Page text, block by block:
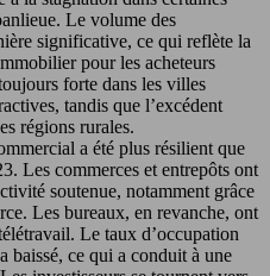
Le volume des
significative, ce qui reflète la
pour les acheteurs
forte dans les villes
tandis que l’excédent
régions rurales.
a été plus résilient que
Les commerces et entrepôts ont
soutenue, notamment grâce
Les bureaux, en revanche, ont
Le taux d’occupation
baissé, ce qui a conduit à une